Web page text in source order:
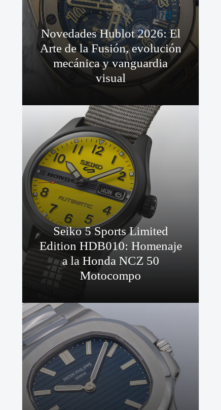
Novedades Hublot 2026: El
Arte de la Fusión, evolución
mecánica y vanguardia
visual
Seiko 5 Sports Limited
Edition HDB010: Homenaje
a la Honda NCZ 50
Motocompo